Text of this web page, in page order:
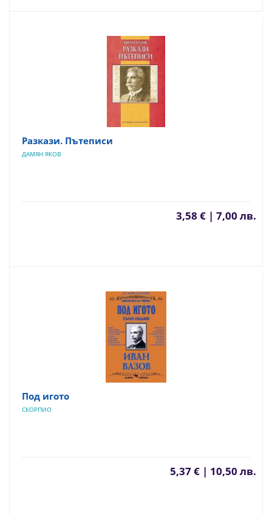
Разкази. Пътеписи
ДАМЯН ЯКОВ
3,58 € | 7,00 лв.
Под игото
СКОРПИО
5,37 € | 10,50 лв.